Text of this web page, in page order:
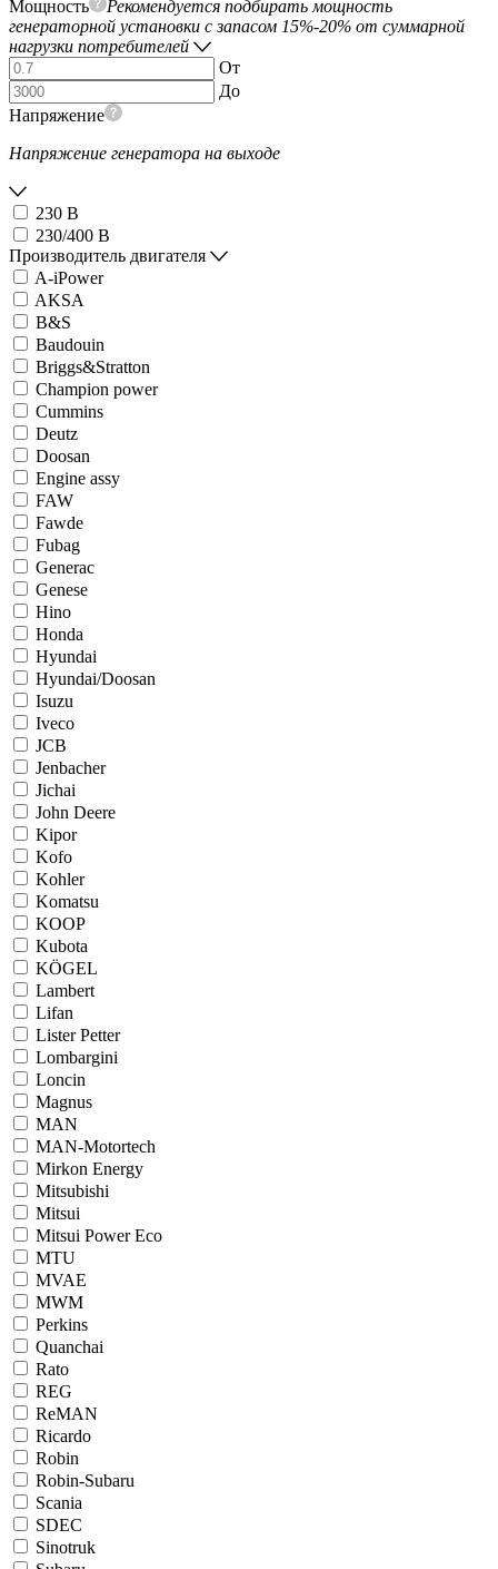
Мощность
Рекомендуется подбирать мощность
генераторной установки с запасом 15%-20% от суммарной
нагрузки потребителей
От
До
Напряжение
Напряжение генератора на выходе
230 В
230/400 В
Производитель двигателя
A-iPower
AKSA
B&S
Baudouin
Briggs&Stratton
Champion power
Cummins
Deutz
Doosan
Engine assy
FAW
Fawde
Fubag
Generac
Genese
Hino
Honda
Hyundai
Hyundai/Doosan
Isuzu
Iveco
JCB
Jenbacher
Jichai
John Deere
Kipor
Kofo
Kohler
Komatsu
KOOP
Kubota
KÖGEL
Lambert
Lifan
Lister Petter
Lombargini
Loncin
Magnus
MAN
MAN-Motortech
Mirkon Energy
Mitsubishi
Mitsui
Mitsui Power Eco
MTU
MVAE
MWM
Perkins
Quanchai
Rato
REG
ReMAN
Ricardo
Robin
Robin-Subaru
Scania
SDEC
Sinotruk